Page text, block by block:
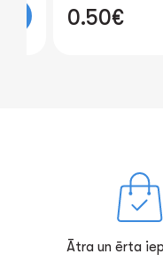
0.50€
Ātra un ērta